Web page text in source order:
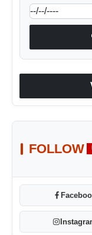
FOLLOW